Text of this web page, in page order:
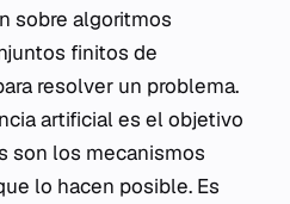
sobre algoritmos
finitos de
resolver un problema.
artificial es el objetivo
son los mecanismos
lo hacen posible. Es